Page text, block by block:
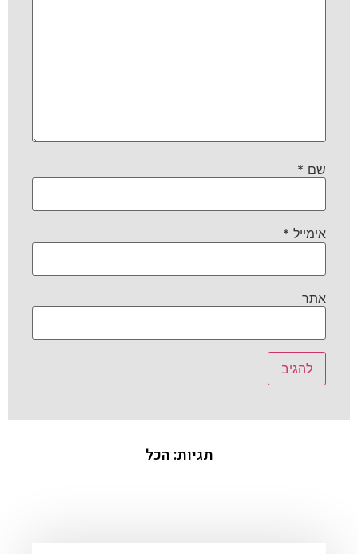
שם *
אימייל *
אתר
תגיות: הכל